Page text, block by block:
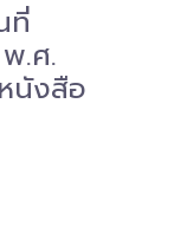
ที่
.ศ.
นังสือ